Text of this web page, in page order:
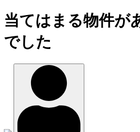
当てはまる物件が
でした